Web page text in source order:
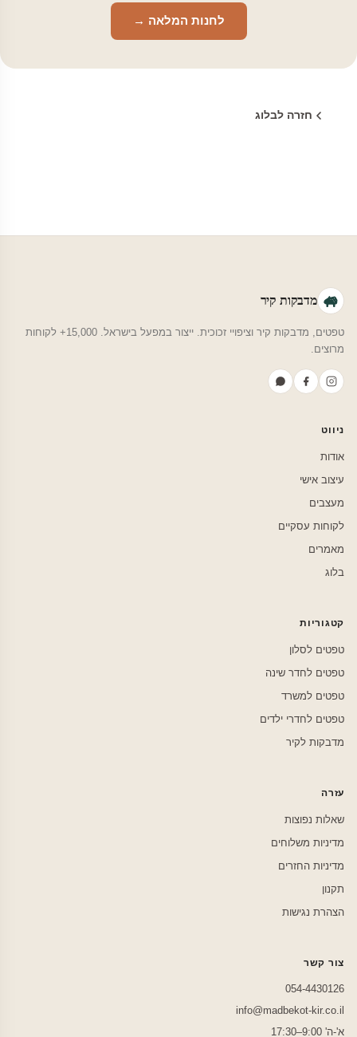
לחנות המלאה →
חזרה לבלוג
מדבקות קיר
טפטים, מדבקות קיר וציפויי זכוכית. ייצור במפעל בישראל. 15,000+ לקוחות
מרוצים.
ניווט
אודות
עיצוב אישי
מעצבים
לקוחות עסקיים
מאמרים
בלוג
קטגוריות
טפטים לסלון
טפטים לחדר שינה
טפטים למשרד
טפטים לחדרי ילדים
מדבקות לקיר
עזרה
שאלות נפוצות
מדיניות משלוחים
מדיניות החזרים
תקנון
הצהרת נגישות
צור קשר
054-4430126
info@madbekot-kir.co.il
א'-ה' 9:00–17:30